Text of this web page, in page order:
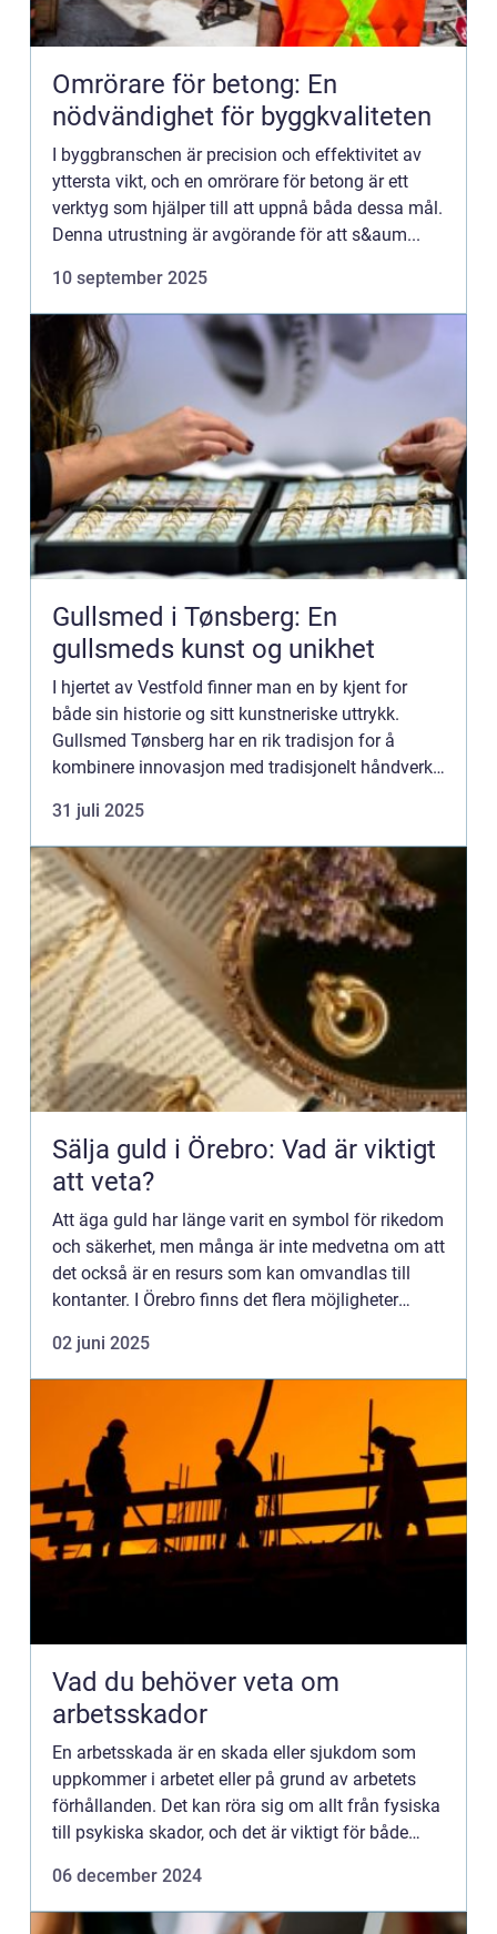
Omrörare för betong: En
nödvändighet för byggkvaliteten
I byggbranschen är precision och effektivitet av
yttersta vikt, och en omrörare för betong är ett
verktyg som hjälper till att uppnå båda dessa mål.
Denna utrustning är avgörande för att s&aum...
10 september 2025
Gullsmed i Tønsberg: En
gullsmeds kunst og unikhet
I hjertet av Vestfold finner man en by kjent for
både sin historie og sitt kunstneriske uttrykk.
Gullsmed Tønsberg har en rik tradisjon for å
kombinere innovasjon med tradisjonelt håndverk.
31 juli 2025
Sälja guld i Örebro: Vad är viktigt
att veta?
Att äga guld har länge varit en symbol för rikedom
och säkerhet, men många är inte medvetna om att
det också är en resurs som kan omvandlas till
kontanter. I Örebro finns det flera möjligheter
02 juni 2025
Vad du behöver veta om
arbetsskador
En arbetsskada är en skada eller sjukdom som
uppkommer i arbetet eller på grund av arbetets
förhållanden. Det kan röra sig om allt från fysiska
till psykiska skador, och det är viktigt för både
06 december 2024